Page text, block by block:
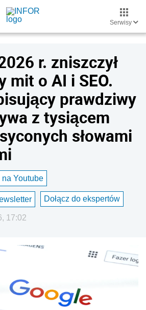
Serwisy
r. zniszczył
mit o AI i SEO.
prawdziwy
z tysiącem
słowami
Youtube
Dołącz do ekspertów
17:02